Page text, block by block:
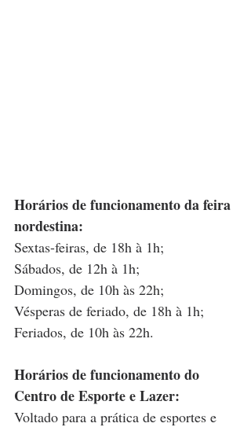
Horários de funcionamento da feira
nordestina:
Sextas-feiras, de 18h à 1h;
Sábados, de 12h à 1h;
Domingos, de 10h às 22h;
Vésperas de feriado, de 18h à 1h;
Feriados, de 10h às 22h.
Horários de funcionamento do
Centro de Esporte e Lazer:
Voltado para a prática de esportes e